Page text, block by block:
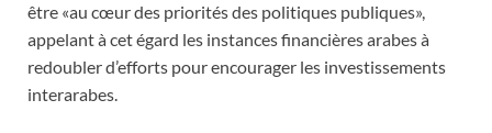
être «au cœur des priorités des politiques publiques»,
appelant à cet égard les instances financières arabes à
redoubler d’efforts pour encourager les investissements
interarabes.